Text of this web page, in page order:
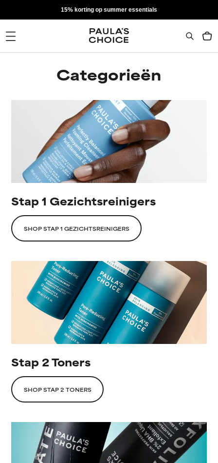
15% korting op summer essentials
Categorieën
Stap 1 Gezichtsreinigers
SHOP STAP 1 GEZICHTSREINIGERS
Stap 2 Toners
SHOP STAP 2 TONERS